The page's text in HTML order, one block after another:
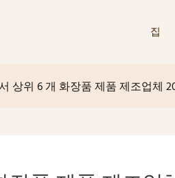
집
상위 6 개 화장품 제품 제조업체